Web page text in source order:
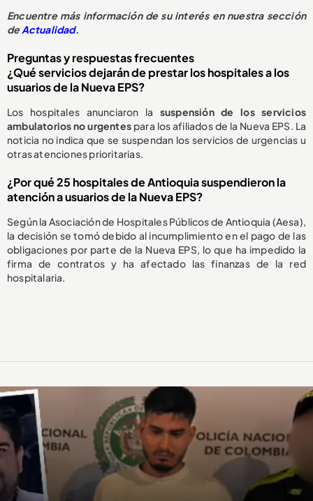
Encuentre más información de su interés en nuestra sección
deActualidad.
Preguntas y respuestas frecuentes
¿Qué servicios dejarán de prestar los hospitales a los
usuarios de la Nueva EPS?
Los hospitales anunciaron la suspensión de los servicios
ambulatorios no urgentes para los afiliados de la Nueva EPS. La
noticia no indica que se suspendan los servicios de urgencias u
otras atenciones prioritarias.
¿Por qué 25 hospitales de Antioquia suspendieron la
atención a usuarios de la Nueva EPS?
Según la Asociación de Hospitales Públicos de Antioquia (Aesa),
la decisión se tomó debido al incumplimiento en el pago de las
obligaciones por parte de la Nueva EPS, lo que ha impedido la
firma de contratos y ha afectado las finanzas de la red
hospitalaria.